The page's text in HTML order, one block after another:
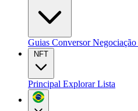
Guias ConversorNegociação
NFT
Principal ExplorarLista